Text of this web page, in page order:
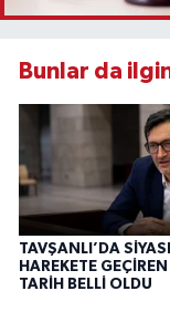
Bunlar da
TAVŞANLI’DA
HAREKETE
TARİH BELLİ OLDU